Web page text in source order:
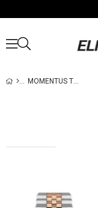
MOMENTUS TM346T-16SG ERKEK KOL SAATI